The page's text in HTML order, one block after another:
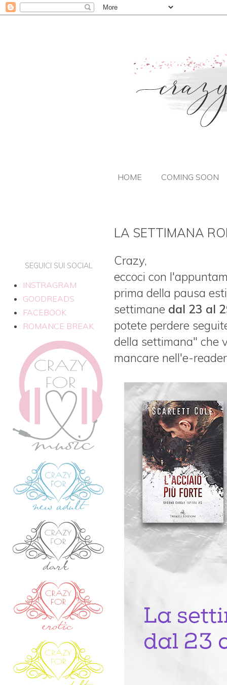
HOME COMING SOON
LA SETTIMANA
Crazy,
eccoci con
prima della pausa
settimane dal 23 al
potete perdere
della settimana" che
mancare nell'e-
SEGUICI SUI SOCIAL
INSTRAGRAM
GOODREADS
FACEBOOK
ROMANCE BREAK